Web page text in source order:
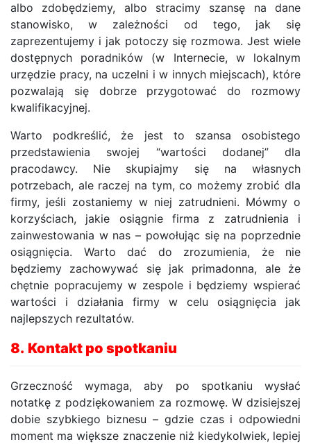
albo zdobędziemy, albo stracimy szansę na dane
stanowisko, w zależności od tego, jak się
zaprezentujemy i jak potoczy się rozmowa. Jest wiele
dostępnych poradników (w Internecie, w lokalnym
urzędzie pracy, na uczelni i w innych miejscach), które
pozwalają się dobrze przygotować do rozmowy
kwalifikacyjnej.
Warto podkreślić, że jest to szansa osobistego
przedstawienia swojej “wartości dodanej” dla
pracodawcy. Nie skupiajmy się na własnych
potrzebach, ale raczej na tym, co możemy zrobić dla
firmy, jeśli zostaniemy w niej zatrudnieni. Mówmy o
korzyściach, jakie osiągnie firma z zatrudnienia i
zainwestowania w nas – powołując się na poprzednie
osiągnięcia. Warto dać do zrozumienia, że nie
będziemy zachowywać się jak primadonna, ale że
chętnie popracujemy w zespole i będziemy wspierać
wartości i działania firmy w celu osiągnięcia jak
najlepszych rezultatów.
8. Kontakt po spotkaniu
Grzeczność wymaga, aby po spotkaniu wysłać
notatkę z podziękowaniem za rozmowę. W dzisiejszej
dobie szybkiego biznesu – gdzie czas i odpowiedni
moment ma większe znaczenie niż kiedykolwiek, lepiej